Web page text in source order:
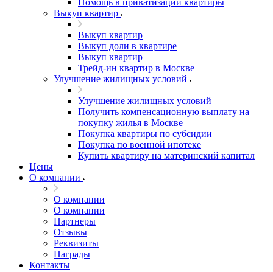
Помощь в приватизации квартиры
Выкуп квартир
Выкуп квартир
Выкуп доли в квартире
Выкуп квартир
Трейд-ин квартир в Москве
Улучшение жилищных условий
Улучшение жилищных условий
Получить компенсационную выплату на
покупку жилья в Москве
Покупка квартиры по субсидии
Покупка по военной ипотеке
Купить квартиру на материнский капитал
Цены
О компании
О компании
О компании
Партнеры
Отзывы
Реквизиты
Награды
Контакты